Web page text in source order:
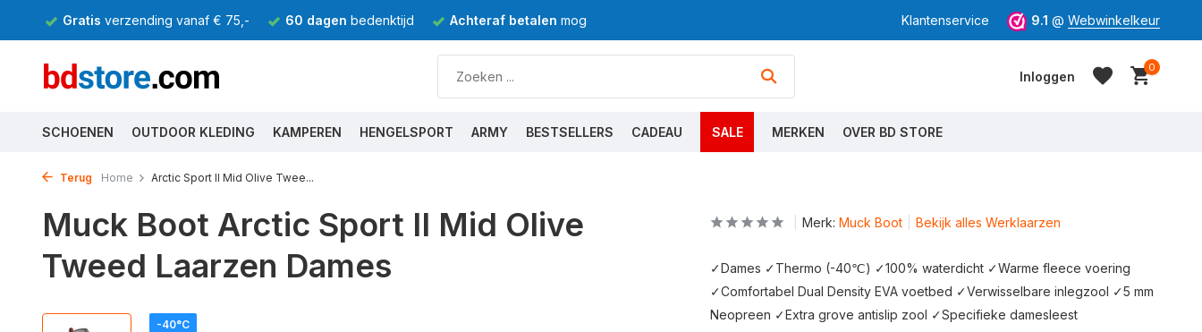
Gratis verzending vanaf € 75,- 60 dagen bedenktijd Achteraf betalen mogelijk Klantenservice 9.1 @ Webwinkelkeur
Inloggen
0
SCHOENEN OUTDOOR KLEDING KAMPEREN HENGELSPORT ARMY BESTSELLERS CADEAU SALE MERKEN OVER BD STORE
Terug Home Arctic Sport II Mid Olive Twee...
Muck Boot Arctic Sport II Mid Olive
Tweed Laarzen Dames
-40°C
Merk: Muck Boot Bekijk alles Werklaarzen
✓Dames ✓Thermo (-40℃) ✓100% waterdicht ✓Warme fleece voering
✓Comfortabel Dual Density EVA voetbed ✓Verwisselbare inlegzool ✓5 mm
Neopreen ✓Extra grove antislip zool ✓Specifieke damesleest